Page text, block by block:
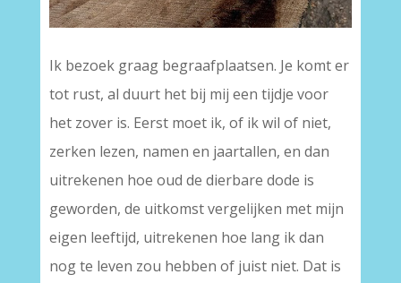
Ik bezoek graag begraafplaatsen. Je komt er
tot rust, al duurt het bij mij een tijdje voor
het zover is. Eerst moet ik, of ik wil of niet,
zerken lezen, namen en jaartallen, en dan
uitrekenen hoe oud de dierbare dode is
geworden, de uitkomst vergelijken met mijn
eigen leeftijd, uitrekenen hoe lang ik dan
nog te leven zou hebben of juist niet. Dat is